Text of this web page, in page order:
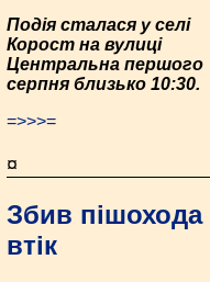
Подія сталася у селі
Корост на вулиці
Центральна першого
серпня близько 10:30.
=>>>=
¤
Збив пішохода
втік